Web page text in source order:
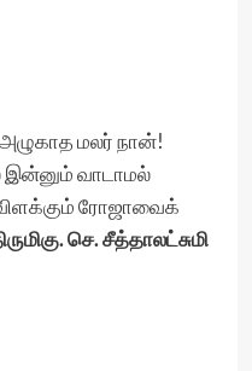
மலர் நான்!
இன்னும் வாடாமல்
ரோஜாவைக்
செ. சீத்தாலட்சுமி